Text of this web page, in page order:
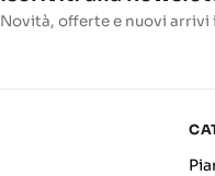
Novità, offerte e nuovi arrivi